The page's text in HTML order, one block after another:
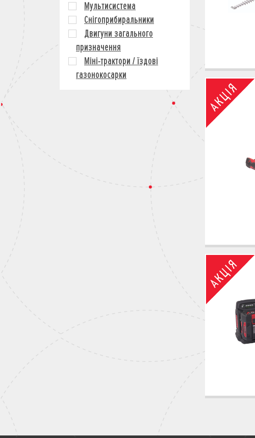
Мультисистема
Снігоприбиральники
Двигуни загального
призначення
Міні-трактори / їздові
газонокосарки